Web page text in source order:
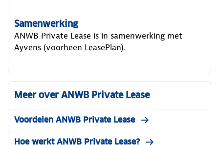
Samenwerking
ANWB Private Lease is in samenwerking met
Ayvens (voorheen LeasePlan).
Meer over ANWB Private Lease
Voordelen ANWB Private Lease
Hoe werkt ANWB Private Lease?